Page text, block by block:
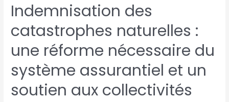
Indemnisation des
catastrophes naturelles :
une réforme nécessaire du
système assurantiel et un
soutien aux collectivités